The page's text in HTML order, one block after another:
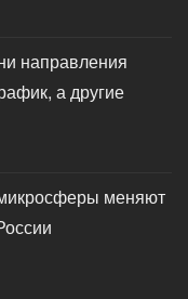
направления
а другие
меняют